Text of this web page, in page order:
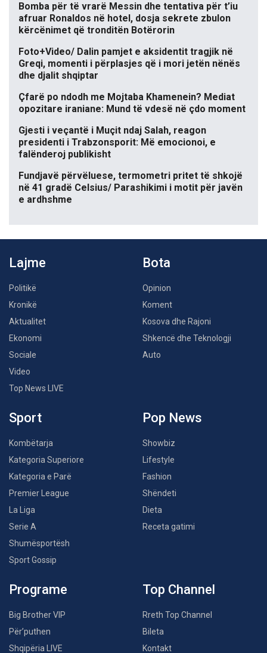
Bomba për të vrarë Messin dhe tentativa për t’iu
afruar Ronaldos në hotel, dosja sekrete zbulon
kërcënimet që tronditën Botërorin
Foto+Video/ Dalin pamjet e aksidentit tragjik në
Greqi, momenti i përplasjes që i mori jetën nënës
dhe djalit shqiptar
Çfarë po ndodh me Mojtaba Khamenein? Mediat
opozitare iraniane: Mund të vdesë në çdo moment
Gjesti i veçantë i Muçit ndaj Salah, reagon
presidenti i Trabzonsporit: Më emocionoi, e
falënderoj publikisht
Fundjavë përvëluese, termometri pritet të shkojë
në 41 gradë Celsius/ Parashikimi i motit për javën
e ardhshme
Lajme
Politikë
Kronikë
Aktualitet
Ekonomi
Sociale
Video
Top News LIVE
Bota
Opinion
Koment
Kosova dhe Rajoni
Shkencë dhe Teknologji
Auto
Sport
Kombëtarja
Kategoria Superiore
Kategoria e Parë
Premier League
La Liga
Serie A
Shumësportësh
Sport Gossip
Pop News
Showbiz
Lifestyle
Fashion
Shëndeti
Dieta
Receta gatimi
Programe
Big Brother VIP
Për’puthen
Shqipëria LIVE
Top Channel
Rreth Top Channel
Bileta
Kontakt